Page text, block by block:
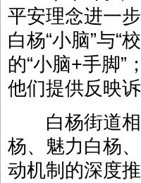
平安理念进一
白杨“小脑”与“
的“小脑+手脚”
他们提供反映
白杨街道相
杨、魅力白杨
动机制的深度